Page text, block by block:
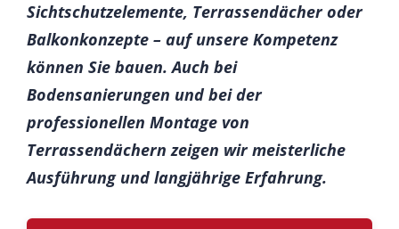
Sichtschutzelemente, Terrassendächer oder
Balkonkonzepte – auf unsere Kompetenz
können Sie bauen. Auch bei
Bodensanierungen und bei der
professionellen Montage von
Terrassendächern zeigen wir meisterliche
Ausführung und langjährige Erfahrung.